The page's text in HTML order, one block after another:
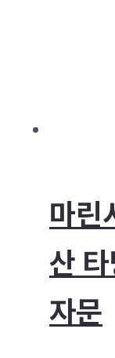
마린
산
자문